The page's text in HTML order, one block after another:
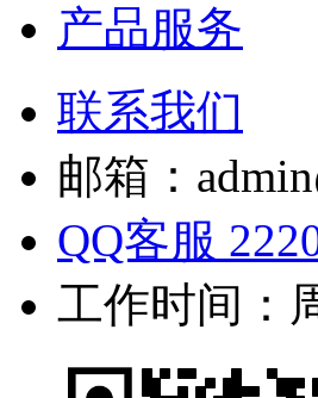
产品服务
联系我们
邮箱：
QQ客服
工作时间：